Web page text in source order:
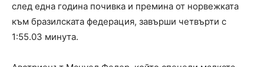
след една година почивка и премина от норвежката
към бразилската федерация, завърши четвърти с
1:55.03 минута.